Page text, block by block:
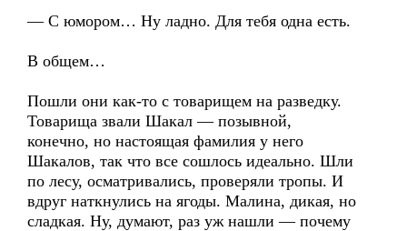
— С юмором… Ну ладно. Для тебя одна есть.
В общем…
Пошли они как-то с товарищем на разведку.
Товарища звали Шакал — позывной,
конечно, но настоящая фамилия у него
Шакалов, так что все сошлось идеально. Шли
по лесу, осматривались, проверяли тропы. И
вдруг наткнулись на ягоды. Малина, дикая, но
сладкая. Ну, думают, раз уж нашли — почему